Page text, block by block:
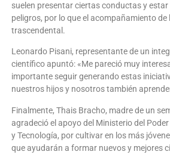
suelen presentar ciertas conductas y
peligros, por lo que el acompañamiento de
trascendental.
Leonardo Pisani, representante de un
científico apuntó: «Me pareció muy
importante seguir generando estas
nuestros hijos y nosotros también
Finalmente, Thais Bracho, madre de un
agradeció el apoyo del Ministerio del
y Tecnología, por cultivar en los más
que ayudarán a formar nuevos y mejores